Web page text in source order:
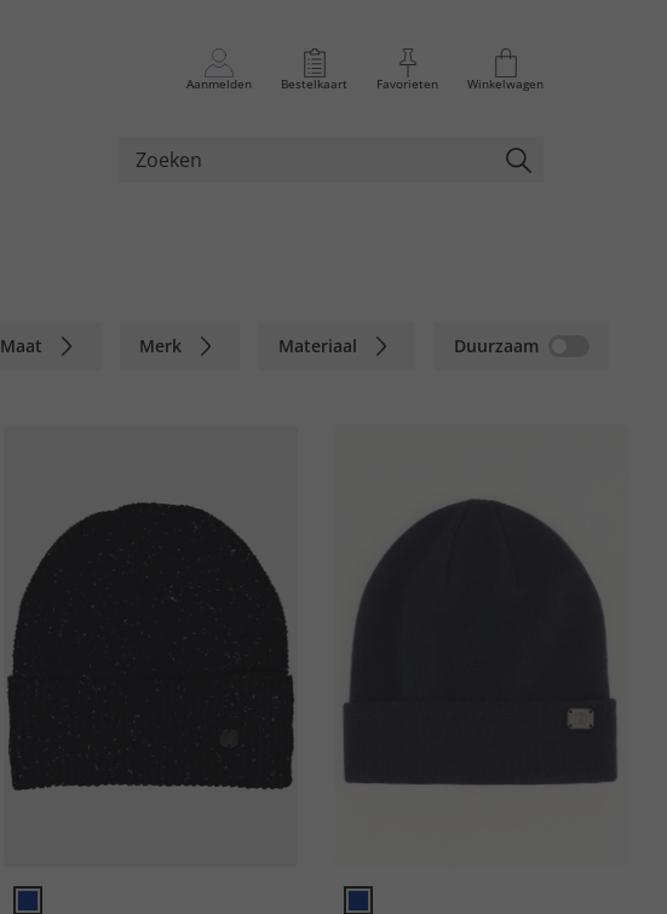
Aanmelden Bestelkaart Favorieten Winkelwagen
Duurzaam
Maat Merk Materiaal